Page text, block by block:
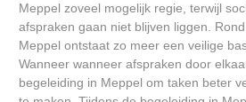
Meppel zoveel mogelijk regie, terwijl
afspraken gaan niet blijven liggen.
Meppel ontstaat zo meer een veilige
Wanneer wanneer afspraken door
begeleiding in Meppel om taken beter